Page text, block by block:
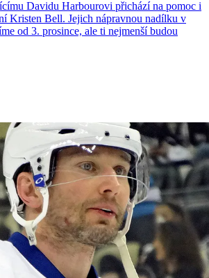
Davidu Harbourovi přichází na pomoc i
Kristen Bell. Jejich nápravnou nadílku v
od 3. prosince, ale ti nejmenší budou